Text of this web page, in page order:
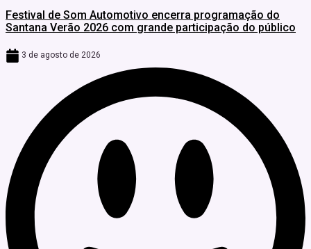
Festival de Som Automotivo encerra programação do
Santana Verão 2026 com grande participação do público
3 de agosto de 2026